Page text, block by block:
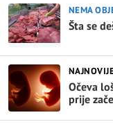
NEMA
Šta se
Očeva
prije